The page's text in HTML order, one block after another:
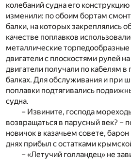
колебаний судна его
изменили: по обоим бортам
балки, на которых закреплялись
качестве поплавков
металлические торпедообразные
двигатели с плоскостями рулей
двигатели получали по кабелям
балках. Для обслуживания и при
поплавки подтягивались
судна.
– Извините, господа
возвращаться в парусный век? –
новичок в казачьем совете,
днях прибыл с остатками
– «Летучий голландец» не